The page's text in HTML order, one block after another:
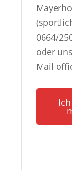
0664/
oder
Mail